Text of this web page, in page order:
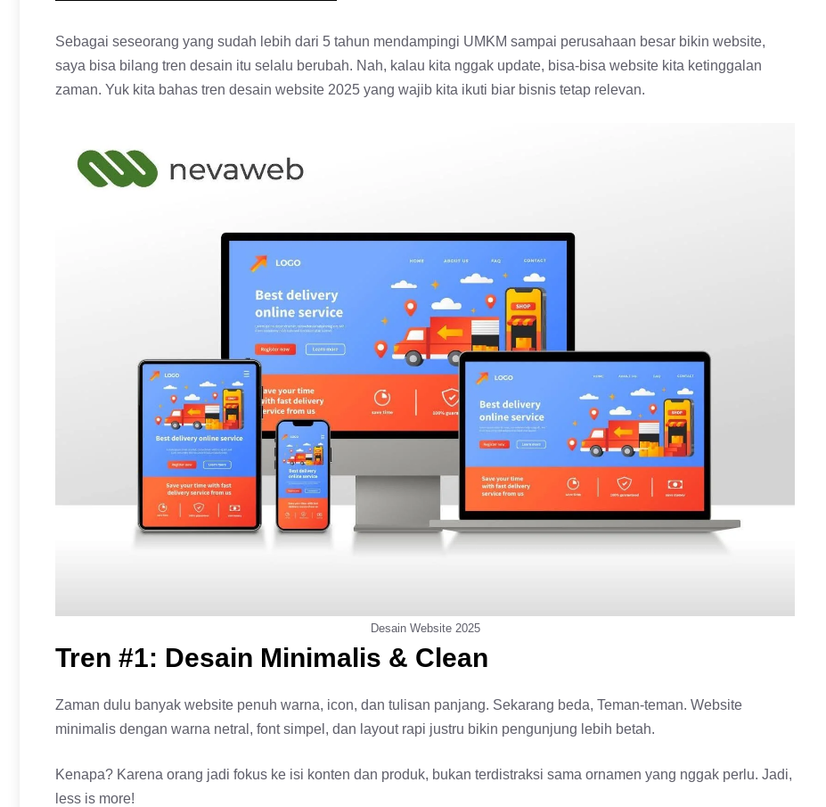
Sebagai seseorang yang sudah lebih dari 5 tahun mendampingi UMKM sampai perusahaan besar bikin website,
saya bisa bilang tren desain itu selalu berubah. Nah, kalau kita nggak update, bisa-bisa website kita ketinggalan
zaman. Yuk kita bahas tren desain website 2025 yang wajib kita ikuti biar bisnis tetap relevan.
Desain Website 2025
Tren #1: Desain Minimalis & Clean
Zaman dulu banyak website penuh warna, icon, dan tulisan panjang. Sekarang beda, Teman-teman. Website
minimalis dengan warna netral, font simpel, dan layout rapi justru bikin pengunjung lebih betah.
Kenapa? Karena orang jadi fokus ke isi konten dan produk, bukan terdistraksi sama ornamen yang nggak perlu. Jadi,
less is more!